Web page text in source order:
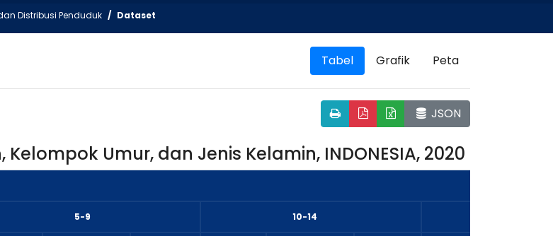
Distribusi Penduduk Dataset
Tabel Grafik Peta
JSON
Umur, dan Jenis Kelamin, INDONESIA, 2020
5-9 10-14